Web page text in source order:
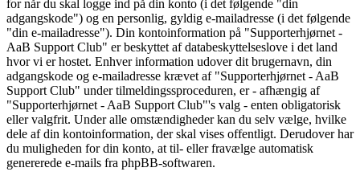
for når du skal logge ind på din konto (i det følgende "din
adgangskode") og en personlig, gyldig e-mailadresse (i det følgende
"din e-mailadresse"). Din kontoinformation på "Supporterhjørnet -
AaB Support Club" er beskyttet af databeskyttelseslove i det land
hvor vi er hostet. Enhver information udover dit brugernavn, din
adgangskode og e-mailadresse krævet af "Supporterhjørnet - AaB
Support Club" under tilmeldingssproceduren, er - afhængig af
"Supporterhjørnet - AaB Support Club"'s valg - enten obligatorisk
eller valgfrit. Under alle omstændigheder kan du selv vælge, hvilke
dele af din kontoinformation, der skal vises offentligt. Derudover har
du muligheden for din konto, at til- eller fravælge automatisk
genererede e-mails fra phpBB-softwaren.